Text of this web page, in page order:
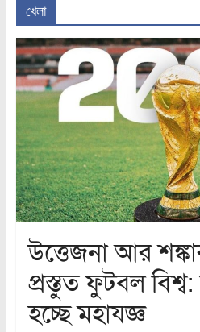
খেলা
উত্তেজনা আর
প্রস্তুত ফুটবল
হচ্ছে মহাযজ্ঞ